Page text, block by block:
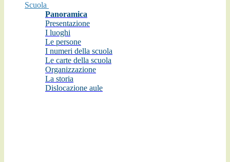
Scuola
Panoramica
Presentazione
I luoghi
Le persone
I numeri della scuola
Le carte della scuola
Organizzazione
La storia
Dislocazione aule